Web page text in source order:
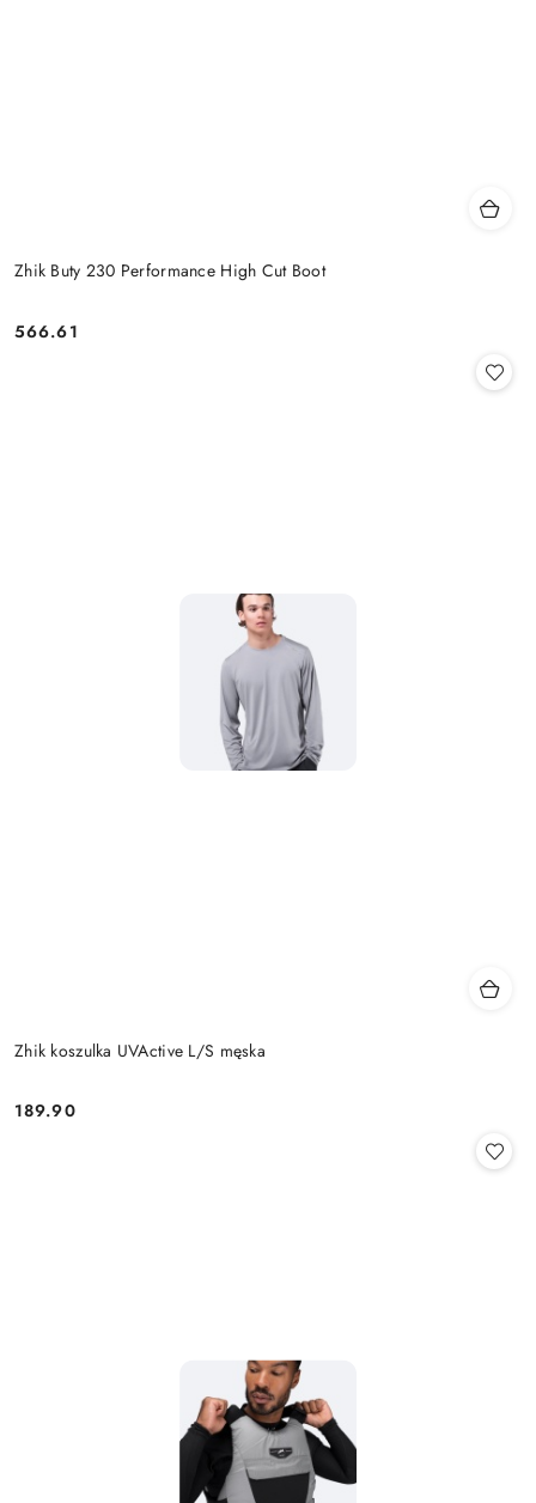
Zhik Buty 230 Performance High Cut Boot
Cena:
566.61
Zhik koszulka UVActive L/S męska
Cena:
189.90